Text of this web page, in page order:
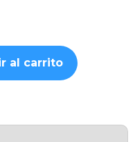
al carrito